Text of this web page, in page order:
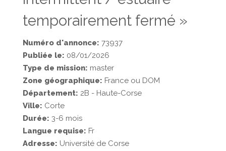
temporairement fermé »
Numéro d'annonce: 73937
Publiée le: 08/01/2026
Type de mission: master
Zone géographique: France ou DOM
Département: 2B - Haute-Corse
Ville: Corte
Durée: 3-6 mois
Langue requise: Fr
Adresse: Université de Corse